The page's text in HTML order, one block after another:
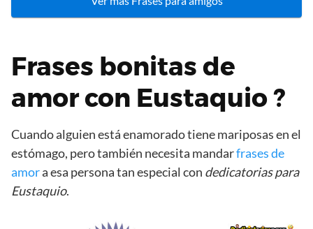
Frases bonitas de
amor con Eustaquio ?
Cuando alguien está enamorado tiene mariposas en el
estómago, pero también necesita mandarfrases de
amora esa persona tan especial con dedicatorias para
Eustaquio.